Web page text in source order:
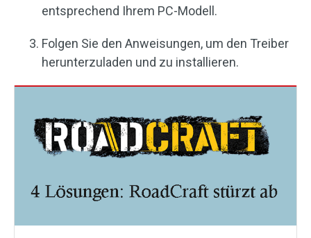
entsprechend Ihrem PC-Modell.
Folgen Sie den Anweisungen, um den Treiber
herunterzuladen und zu installieren.